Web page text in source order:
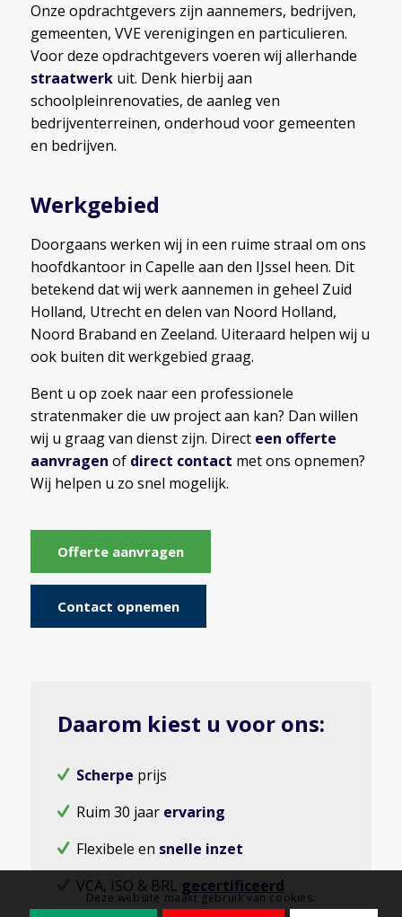
Onze opdrachtgevers zijn aannemers, bedrijven,
gemeenten, VVE verenigingen en particulieren.
Voor deze opdrachtgevers voeren wij allerhande
straatwerkuit. Denk hierbij aan
schoolpleinrenovaties, de aanleg ven
bedrijventerreinen, onderhoud voor gemeenten
en bedrijven.
Werkgebied
Doorgaans werken wij in een ruime straal om ons
hoofdkantoor in Capelle aan den IJssel heen. Dit
betekend dat wij werk aannemen in geheel Zuid
Holland, Utrecht en delen van Noord Holland,
Noord Braband en Zeeland. Uiteraard helpen wij u
ook buiten dit werkgebied graag.
Bent u op zoek naar een professionele
stratenmaker die uw project aan kan? Dan willen
wij u graag van dienst zijn. Direct een offerte
aanvragen of direct contact met ons opnemen?
Wij helpen u zo snel mogelijk.
Offerte aanvragen
Contact opnemen
Daarom kiest u voor ons:
Scherpe prijs
Ruim 30 jaar ervaring
Flexibele en snelle inzet
VCA, ISO & BRL gecertificeerd
Deze website maakt gebruik van cookies.